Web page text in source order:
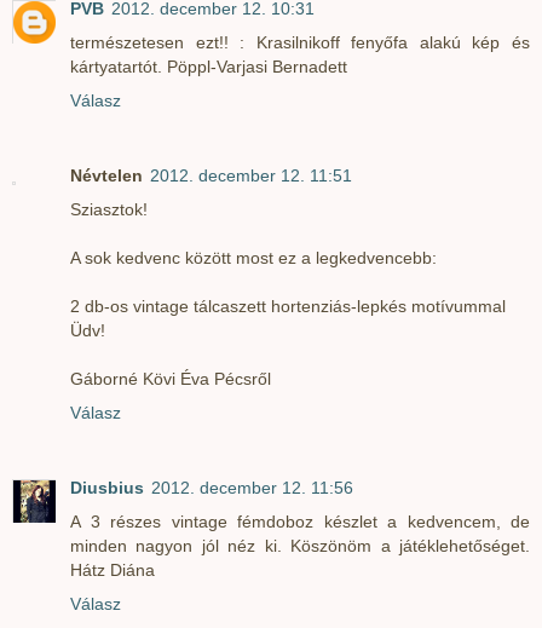
PVB 2012. december 12. 10:31
természetesen ezt!! : Krasilnikoff fenyőfa alakú kép és
kártyatartót. Pöppl-Varjasi Bernadett
Válasz
Névtelen 2012. december 12. 11:51
Sziasztok!
A sok kedvenc között most ez a legkedvencebb:
2 db-os vintage tálcaszett hortenziás-lepkés motívummal
Üdv!
Gáborné Kövi Éva Pécsről
Válasz
Diusbius 2012. december 12. 11:56
A 3 részes vintage fémdoboz készlet a kedvencem, de
minden nagyon jól néz ki. Köszönöm a játéklehetőséget.
Hátz Diána
Válasz